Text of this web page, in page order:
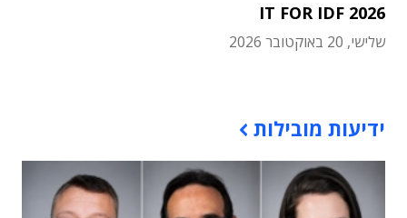
IT FOR IDF 2026
שלישי, 20 באוקטובר 2026
ידיעות מובילות